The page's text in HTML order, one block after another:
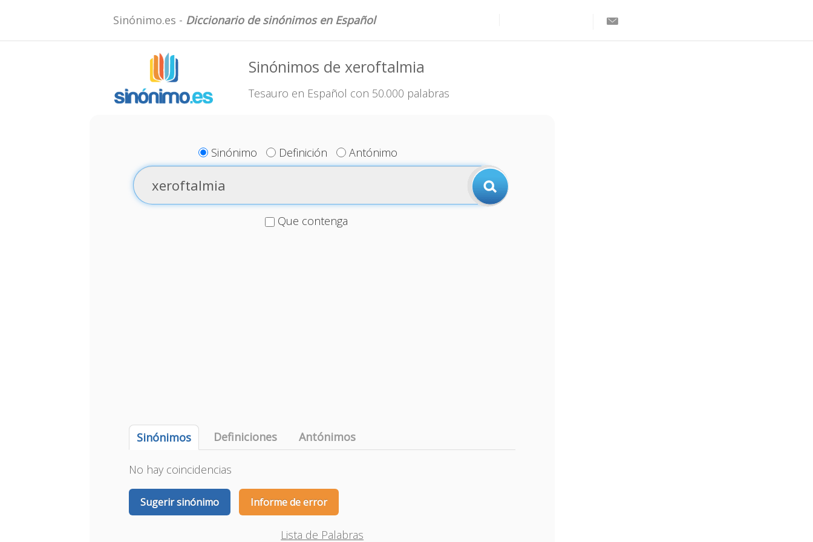
Sinónimo.es - Diccionario de sinónimos en Español
Sinónimos de xeroftalmia
Tesauro en Español con 50.000 palabras
Sinónimo Definición Antónimo
Que contenga
Sinónimos Definiciones Antónimos
No hay coincidencias
Sugerir sinónimo Informe de error
Lista de Palabras